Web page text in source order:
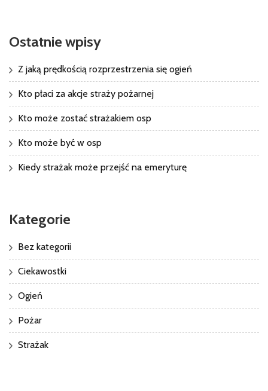
Ostatnie wpisy
Z jaką prędkością rozprzestrzenia się ogień
Kto płaci za akcje straży pożarnej
Kto może zostać strażakiem osp
Kto może być w osp
Kiedy strażak może przejść na emeryturę
Kategorie
Bez kategorii
Ciekawostki
Ogień
Pożar
Strażak